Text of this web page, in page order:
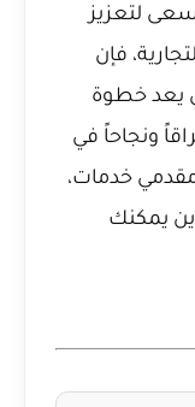
لتعزيز
فإن
يعد خطوة
ونجاحاً في
خدمات،
يمكنك